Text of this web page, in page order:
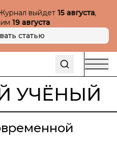
выйдет 15 августа,
19 августа
статью
УЧЁНЫЙ